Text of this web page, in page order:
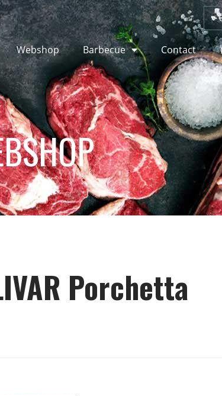
Webshop Barbecue Contact
Porchetta